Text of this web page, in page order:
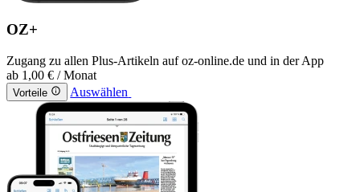
OZ+
Zugang zu allen Plus-Artikeln auf oz-online.de und in der App
ab 1,00 € / Monat
Vorteile Auswählen